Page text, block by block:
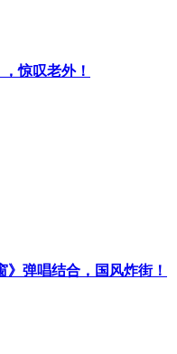
惊叹老外！
》弹唱结合，国风炸街！